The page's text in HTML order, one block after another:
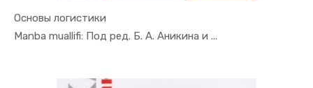
Основы логистики
Manba muallifi: Под ред. Б. А. Аникина и ...
In Xizmat ...